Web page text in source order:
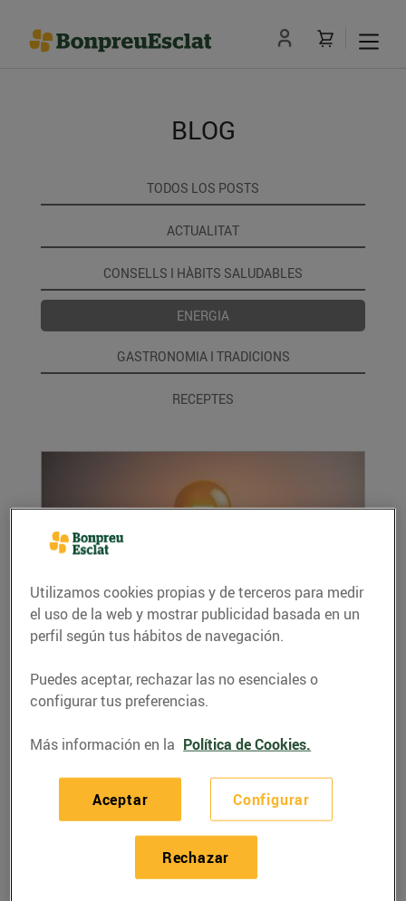
BLOG
TODOS LOS POSTS
ACTUALITAT
CONSELLS I HÀBITS SALUDABLES
ENERGIA
GASTRONOMIA I TRADICIONS
RECEPTES
6 consells per estalviar en la teva factura
15/enero/2026
Amb petits gestos i eines digitals pots
mensual....
LEER MÁS
Utilizamos cookies propias y de terceros para medir
el uso de la web y mostrar publicidad basada en un
perfil según tus hábitos de navegación.
Puedes aceptar, rechazar las no esenciales o
configurar tus preferencias.
Más información en la Política de Cookies.
Configurar
Rechazar
Aceptar